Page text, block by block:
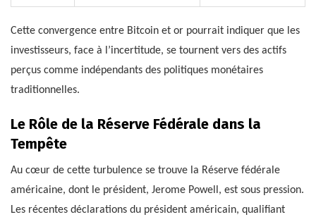
Cette convergence entre Bitcoin et or pourrait indiquer que les
investisseurs, face à l’incertitude, se tournent vers des actifs
perçus comme indépendants des politiques monétaires
traditionnelles.
Le Rôle de la Réserve Fédérale dans la
Tempête
Au cœur de cette turbulence se trouve la Réserve fédérale
américaine, dont le président, Jerome Powell, est sous pression.
Les récentes déclarations du président américain, qualifiant